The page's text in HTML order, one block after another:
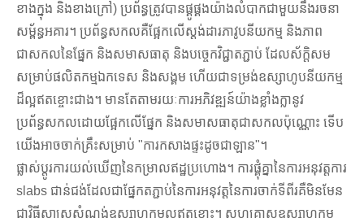
ខាងក្នុង និងខាងក្រៅ) ប្រព័ន្ធត្រូវបានផ្គូផ្គងយ៉ាងលំបាកជាមួយនឹងរចនា
សម្ព័ន្ធអគារ។ ប្រព័ន្ធសកលគឺផ្អែកលើស្តង់ដារភាវូបនីយកម្ម និងភាព
ជាសកលនៃផ្នែក និងសមាសធាតុ និងបច្ចេកវិជ្ជាតភ្ជាប់ ដែលស័ក្តិសម
សម្រាប់ផលិតកម្មឯកទេស និងសង្គម ហើយជាទម្រង់ឧស្សាហូបនីយកម្ម
ដ៏ល្អឥតខ្ចោះជាង។ មានតែតាមរយៈការអភិវឌ្ឍន៍យ៉ាងខ្លាំងក្លានូវ
ប្រព័ន្ធសកលដោយផ្អែកលើផ្នែក និងសមាសធាតុជាសកលប៉ុណ្ណោះ ទើប
យើងអាចចាក់គ្រឹះសម្រាប់ "ការកសាងផ្ទះដូចជាឡាន"។
ផ្លាស់ប្តូរការយល់ឃើញនៃកម្រាលឥដ្ឋប្រហោង។ ការផ្គុំគ្នានៃការអនុវត្តការ
slabs ជាន់ជង់ដែលជាផ្នែកតភ្ជាប់នៃការអនុវត្តនៃការចាក់ទីពីរគឺមិនមែន
ជាវិធីសាស្រ្តសំណង់ឧស្សាហកម្មល្អឥតខ្ចោះ។ សហគ្រាសឧស្សាហកម្ម